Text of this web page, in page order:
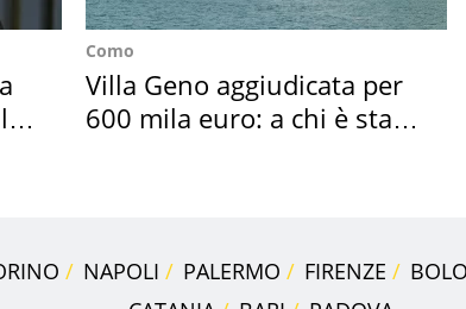
Como
Villa Geno aggiudicata per
600 mila euro: a chi è stata
NAPOLI PALERMO FIRENZE